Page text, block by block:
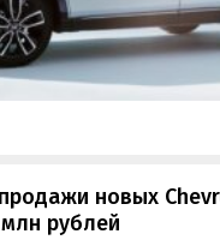
новых
рублей